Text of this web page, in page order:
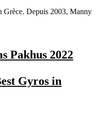
Grèce. Depuis 2003, Manny
Pakhus 2022
Gyros in